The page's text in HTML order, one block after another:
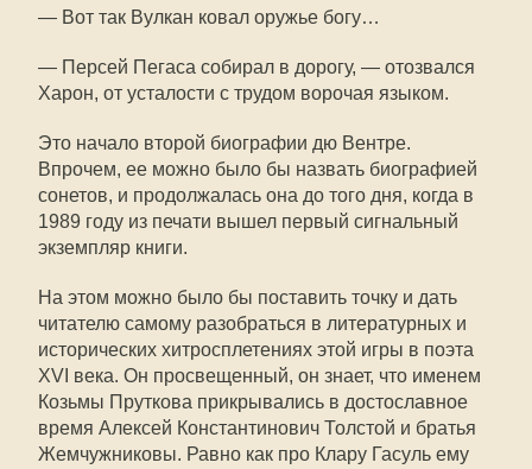
— Вот так Вулкан ковал оружье богу…
— Персей Пегаса собирал в дорогу, — отозвался
Харон, от усталости с трудом ворочая языком.
Это начало второй биографии дю Вентре.
Впрочем, ее можно было бы назвать биографией
сонетов, и продолжалась она до того дня, когда в
1989 году из печати вышел первый сигнальный
экземпляр книги.
На этом можно было бы поставить точку и дать
читателю самому разобраться в литературных и
исторических хитросплетениях этой игры в поэта
XVI века. Он просвещенный, он знает, что именем
Козьмы Пруткова прикрывались в достославное
время Алексей Константинович Толстой и братья
Жемчужниковы. Равно как про Клару Гасуль ему